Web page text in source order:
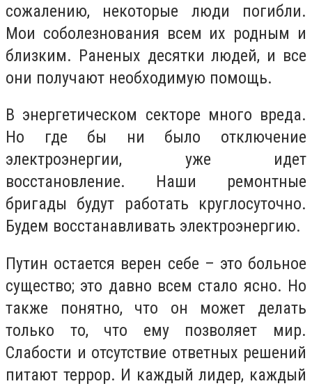
сожалению, некоторые люди погибли.
Мои соболезнования всем их родным и
близким. Раненых десятки людей, и все
они получают необходимую помощь.
В энергетическом секторе много вреда.
Но где бы ни было отключение
электроэнергии, уже идет
восстановление. Наши ремонтные
бригады будут работать круглосуточно.
Будем восстанавливать электроэнергию.
Путин остается верен себе – это больное
существо; это давно всем стало ясно. Но
также понятно, что он может делать
только то, что ему позволяет мир.
Слабости и отсутствие ответных решений
питают террор. И каждый лидер, каждый